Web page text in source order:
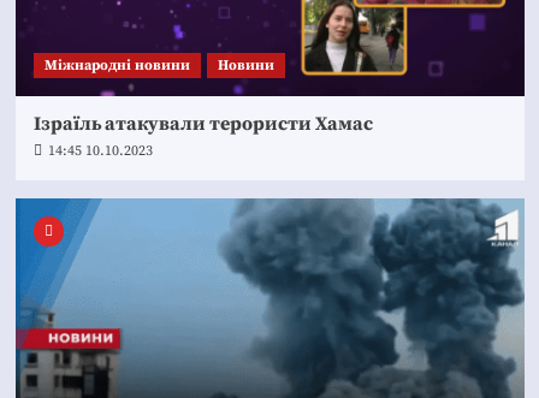
Міжнародні новини Новини
Ізраїль атакували терористи Хамас
14:45 10.10.2023